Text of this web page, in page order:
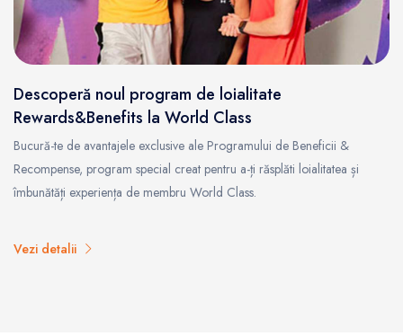
Descoperă noul program de loialitate
Rewards&Benefits la World Class
Bucură-te de avantajele exclusive ale Programului de Beneficii &
Recompense, program special creat pentru a-ți răsplăti loialitatea și
îmbunătăți experiența de membru World Class.
Vezi detalii